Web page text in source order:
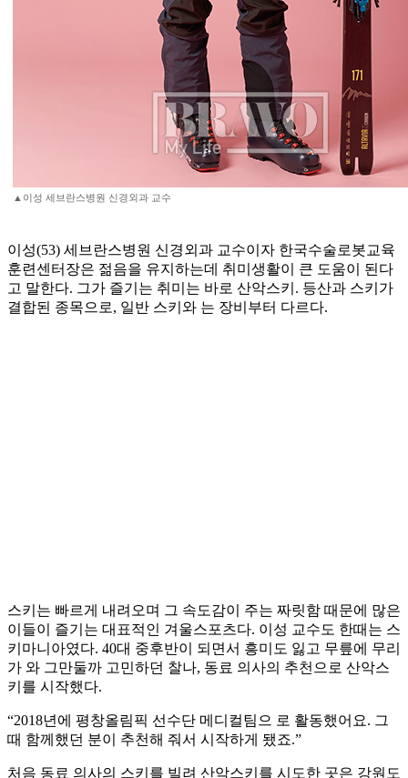
▲이성 세브란스병원 신경외과 교수
이성(53) 세브란스병원 신경외과 교수이자 한국수술로봇교육
훈련센터장은 젊음을 유지하는데 취미생활이 큰 도움이 된다
고 말한다. 그가 즐기는 취미는 바로 산악스키. 등산과 스키가
결합된 종목으로, 일반 스키와 는 장비부터 다르다.
스키는 빠르게 내려오며 그 속도감이 주는 짜릿함 때문에 많은
이들이 즐기는 대표적인 겨울스포츠다. 이성 교수도 한때는 스
키마니아였다. 40대 중후반이 되면서 흥미도 잃고 무릎에 무리
가 와 그만둘까 고민하던 찰나, 동료 의사의 추천으로 산악스
키를 시작했다.
“2018년에 평창올림픽 선수단 메디컬팀으 로 활동했어요. 그
때 함께했던 분이 추천해 줘서 시작하게 됐죠.”
처음 동료 의사의 스키를 빌려 산악스키를 시도한 곳은 강원도